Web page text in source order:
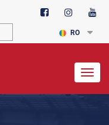
RO